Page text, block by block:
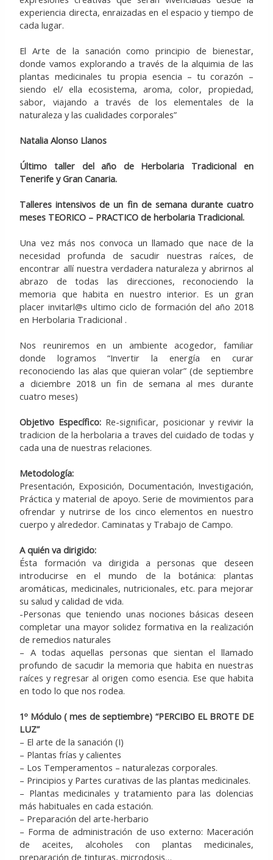
experiencia directa, enraizadas en el espacio y tiempo de
cada lugar.
El Arte de la sanación como principio de bienestar,
donde vamos explorando a través de la alquimia de las
plantas medicinales tu propia esencia – tu corazón –
siendo el/ ella ecosistema, aroma, color, propiedad,
sabor, viajando a través de los elementales de la
naturaleza y las cualidades corporales”
Natalia Alonso Llanos
Último taller del año de Herbolaria Tradicional en
Tenerife y Gran Canaria.
Talleres intensivos de un fin de semana durante cuatro
meses TEORICO – PRACTICO de herbolaria Tradicional.
Una vez más nos convoca un llamado que nace de la
necesidad profunda de sacudir nuestras raíces, de
encontrar allí nuestra verdadera naturaleza y abrirnos al
abrazo de todas las direcciones, reconociendo la
memoria que habita en nuestro interior. Es un gran
placer invitarl@s ultimo ciclo de formación del año 2018
en Herbolaria Tradicional .
Nos reuniremos en un ambiente acogedor, familiar
donde logramos “Invertir la energía en curar
reconociendo las alas que quieran volar” (de septiembre
a diciembre 2018 un fin de semana al mes durante
cuatro meses)
Objetivo Específico: Re-significar, posicionar y revivir la
tradicion de la herbolaria a traves del cuidado de todas y
cada una de nuestras relaciones.
Metodología:
Presentación, Exposición, Documentación, Investigación,
Práctica y material de apoyo. Serie de movimientos para
ofrendar y nutrirse de los cinco elementos en nuestro
cuerpo y alrededor. Caminatas y Trabajo de Campo.
A quién va dirigido:
Ésta formación va dirigida a personas que deseen
introducirse en el mundo de la botánica: plantas
aromáticas, medicinales, nutricionales, etc. para mejorar
su salud y calidad de vida.
-Personas que teniendo unas nociones básicas deseen
completar una mayor solidez formativa en la realización
de remedios naturales
– A todas aquellas personas que sientan el llamado
profundo de sacudir la memoria que habita en nuestras
raíces y regresar al origen como esencia. Ese que habita
en todo lo que nos rodea.
1º Módulo ( mes de septiembre) “PERCIBO EL BROTE DE
LUZ”
– El arte de la sanación (I)
– Plantas frías y calientes
– Los Temperamentos – naturalezas corporales.
– Principios y Partes curativas de las plantas medicinales.
– Plantas medicinales y tratamiento para las dolencias
más habituales en cada estación.
– Preparación del arte-herbario
– Forma de administración de uso externo: Maceración
de aceites, alcoholes con plantas medicinales,
preparación de tinturas, microdosis…